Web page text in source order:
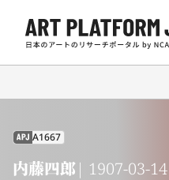
APJ A1667
内藤四郎 | 1907-03-